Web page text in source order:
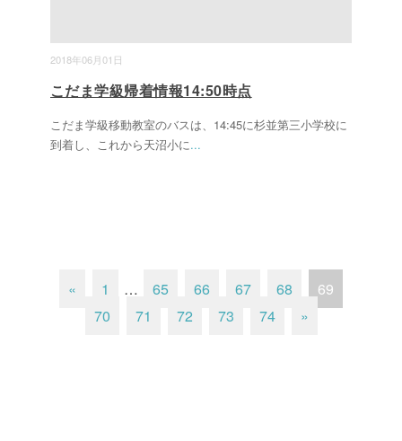
2018年06月01日
こだま学級帰着情報14:50時点
こだま学級移動教室のバスは、14:45に杉並第三小学校に
到着し、これから天沼小に...
« 1 … 65 66 67 68
69
70
71 72 73 74 »